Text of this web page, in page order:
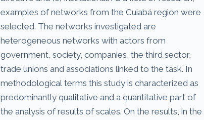
examples of networks from the Cuiabá region were
selected. The networks investigated are
heterogeneous networks with actors from
government, society, companies, the third sector,
trade unions and associations linked to the task. In
methodological terms this study is characterized as
predominantly qualitative and a quantitative part of
the analysis of results of scales. On the results, in the